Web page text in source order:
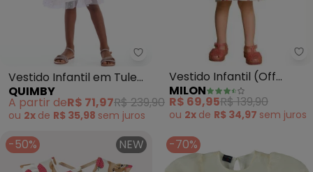
Quimby - Vestido Infantil em
Vestido Infantil em Tule
Forrado (Branco)
QUIMBY
A partir deR$ 71,97R$ 239,90
ou 2x de R$ 35,98 sem juros
Vestido Infantil (Off
White)
MILON
R$ 69,95R$ 139,90
ou 2x de R$ 34,97 sem juros
-50% NEW -70%